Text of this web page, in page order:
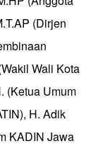
(Dirjen
Wali Kota
(Ketua Umum
H. Adik
KADIN Jawa